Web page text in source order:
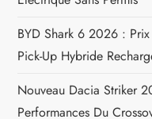
e
l
’
BYD Shark 6 2026 :
Pick-Up Hybride
Nouveau Dacia Striker
Performances Du